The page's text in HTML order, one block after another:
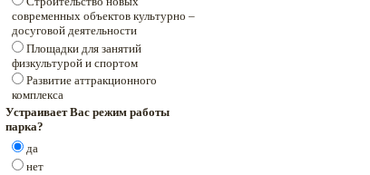
современных объектов культурно –
досуговой деятельности
Площадки для занятий
физкультурой и спортом
Развитие аттракционного
комплекса
Устраивает Вас режим работы
парка?
да
нет